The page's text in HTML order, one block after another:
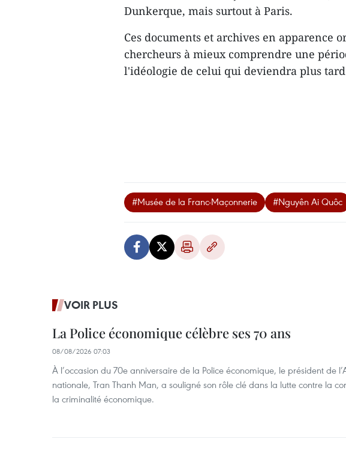
Dunkerque, mais surtout à Paris.
Ces documents et archives en apparence
chercheurs à mieux comprendre une
l'idéologie de celui qui deviendra plus
#Musée de la Franc-Maçonnerie #Nguyên Ai Quôc
VOIR PLUS
La Police économique célèbre ses 70 ans
08/08/2026 07:03
À l’occasion du 70e anniversaire de la Police économique, le président de
nationale, Tran Thanh Man, a souligné son rôle clé dans la lutte contre la
la criminalité économique.